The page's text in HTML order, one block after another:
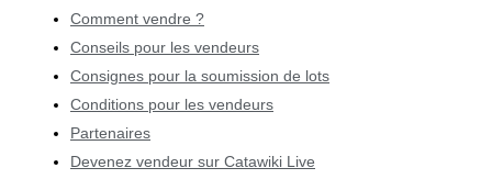
Comment vendre ?
Conseils pour les vendeurs
Consignes pour la soumission de lots
Conditions pour les vendeurs
Partenaires
Devenez vendeur sur Catawiki Live